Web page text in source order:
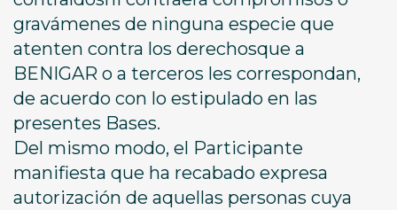
gravámenes de ninguna especie que
atenten contra los derechosque a
BENIGAR o a terceros les correspondan,
de acuerdo con lo estipulado en las
presentes Bases.
Del mismo modo, el Participante
manifiesta que ha recabado expresa
autorización de aquellas personas cuya